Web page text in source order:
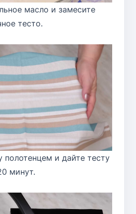
масло и замесите
тесто.
полотенцем и дайте тесту
минут.